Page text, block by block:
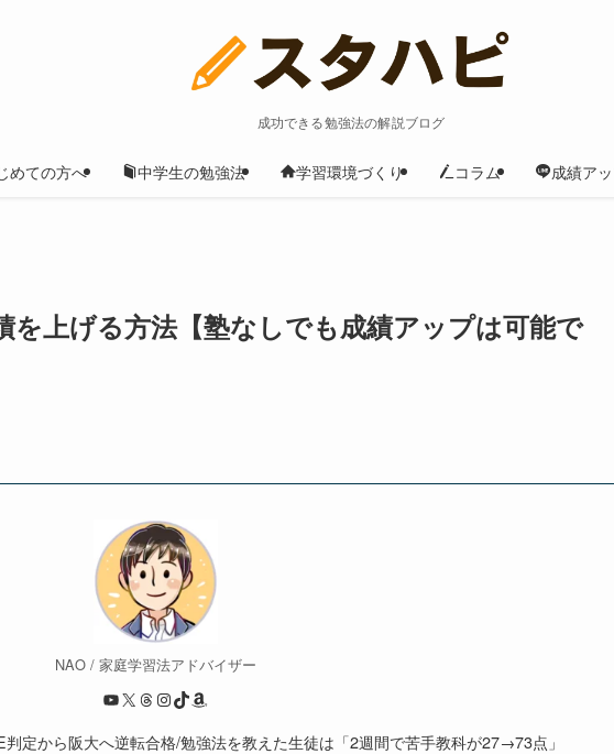
成功できる勉強法の解説ブログ
めての方へ 中学生の勉強法 学習環境づくり コラム 成績ア
を上げる方法【塾なしでも成績アップは可能で
NAO / 家庭学習法アドバイザー
YouTube
X Threads
Instagram
TikTokAmazon
定から阪大へ逆転合格/勉強法を教えた生徒は「2週間で苦手教科が27→73点」